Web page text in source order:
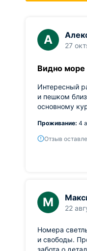
А 27
Видно море
Интересный
и пешком
основному
Проживание: 4
Отзыв
М 22
Номера
и свободы.
забота о